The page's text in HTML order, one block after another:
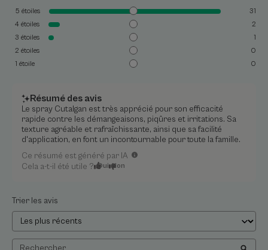
5 étoiles
31
4 étoiles
2
3 étoiles
1
2 étoiles
0
1 étoile 0
Résumé des avis
Le spray Cutalgan est très apprécié pour son efficacité
rapide contre les démangeaisons, piqûres et irritations. Sa
texture agréable et rafraîchissante, ainsi que sa facilité
d'application, en font un incontournable pour toute la famille.
Ce résumé est généré par IA
Cela a-t-il été utile ? Oui Non
Trier les avis